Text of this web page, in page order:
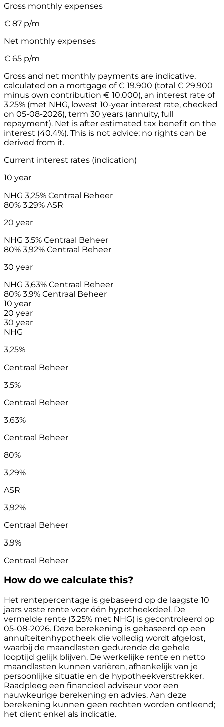
Gross monthly expenses
€ 87 p/m
Net monthly expenses
€ 65 p/m
Gross and net monthly payments are indicative,
calculated on a mortgage of € 19.900 (total € 29.900
minus own contribution € 10.000), an interest rate of
3.25% (met NHG, lowest 10-year interest rate, checked
on 05-08-2026), term 30 years (annuity, full
repayment). Net is after estimated tax benefit on the
interest (40.4%). This is not advice; no rights can be
derived from it.
Current interest rates (indication)
10 year
NHG 3,25% Centraal Beheer
80% 3,29% ASR
20 year
NHG 3,5% Centraal Beheer
80% 3,92% Centraal Beheer
30 year
NHG 3,63% Centraal Beheer
80% 3,9% Centraal Beheer
10 year
20 year
30 year
NHG
3,25%
Centraal Beheer
3,5%
Centraal Beheer
3,63%
Centraal Beheer
80%
3,29%
ASR
3,92%
Centraal Beheer
3,9%
Centraal Beheer
How do we calculate this?
Het rentepercentage is gebaseerd op de laagste 10
jaars vaste rente voor één hypotheekdeel. De
vermelde rente (3.25% met NHG) is gecontroleerd op
05-08-2026. Deze berekening is gebaseerd op een
annuïteitenhypotheek die volledig wordt afgelost,
waarbij de maandlasten gedurende de gehele
looptijd gelijk blijven. De werkelijke rente en netto
maandlasten kunnen variëren, afhankelijk van je
persoonlijke situatie en de hypotheekverstrekker.
Raadpleeg een financieel adviseur voor een
nauwkeurige berekening en advies. Aan deze
berekening kunnen geen rechten worden ontleend;
het dient enkel als indicatie.